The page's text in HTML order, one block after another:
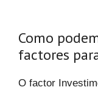
Como
factores
O factor